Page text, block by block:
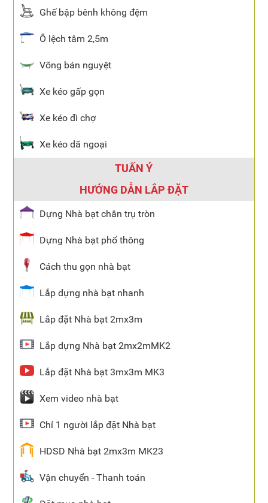
Ghế bập bênh không đệm
Ô lệch tâm 2,5m
Võng bán nguyệt
Xe kéo gấp gọn
Xe kéo đi chợ
Xe kéo dã ngoại
TUẤN Ý
HƯỚNG DẪN LẮP ĐẶT
Dựng Nhà bạt chân trụ tròn
Dựng Nhà bạt phổ thông
Cách thu gọn nhà bạt
Lắp dựng nhà bạt nhanh
Lắp đặt Nhà bạt 2mx3m
Lắp dựng Nhà bạt 2mx2mMK2
Lắp đặt Nhà bạt 3mx3m MK3
Xem video nhà bạt
Chỉ 1 người lắp đặt Nhà bạt
HDSD Nhà bạt 2mx3m MK23
Vận chuyển - Thanh toán